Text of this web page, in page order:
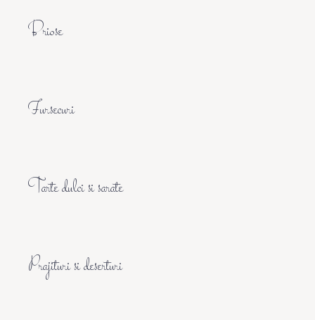
Briose
Fursecuri
Tarte dulci si sarate
Prajituri si deserturi